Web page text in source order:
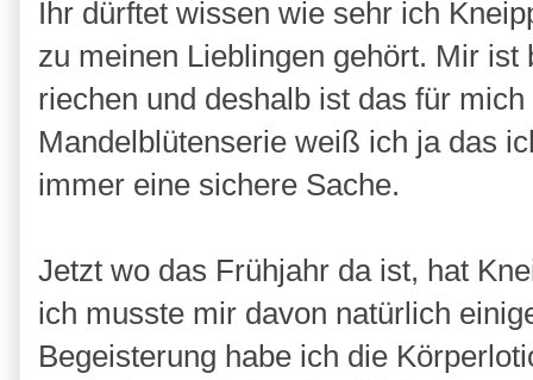
Ihr dürftet wissen wie sehr ich
zu meinen Lieblingen gehört. Mir
riechen und deshalb ist das für
Mandelblütenserie weiß ich ja das
immer eine sichere Sache.
Jetzt wo das Frühjahr da ist, hat
ich musste mir davon natürlich
Begeisterung habe ich die